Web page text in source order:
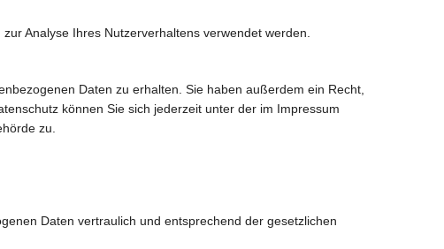
Analyse Ihres Nutzerverhaltens verwendet werden.
Daten zu erhalten. Sie haben außerdem ein Recht,
können Sie sich jederzeit unter der im Impressum
zu.
Daten vertraulich und entsprechend der gesetzlichen